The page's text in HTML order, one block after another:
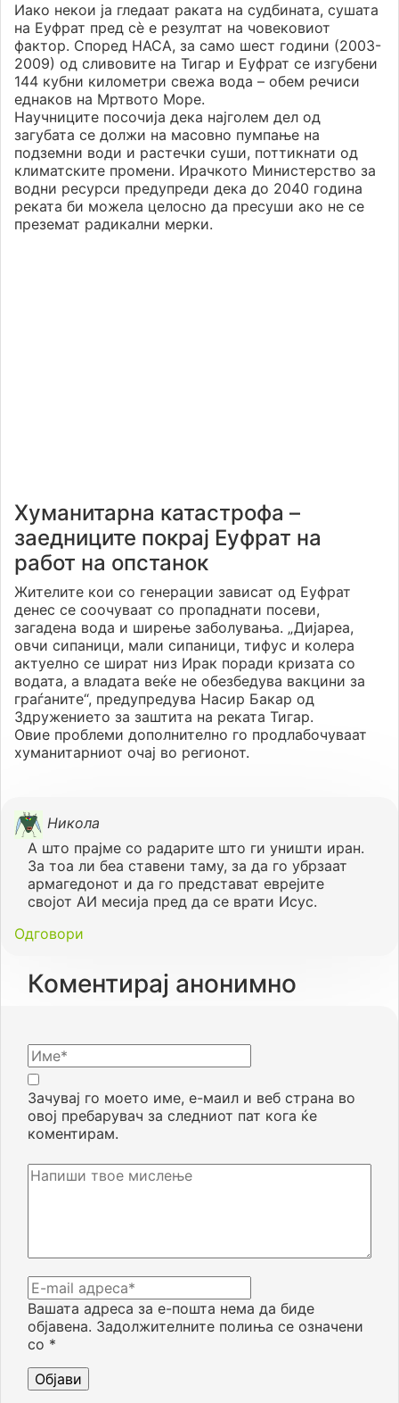
Иако некои ја гледаат раката на судбината, сушата
на Еуфрат пред сè е резултат на човековиот
фактор. Според НАСА, за само шест години (2003-
2009) од сливовите на Тигар и Еуфрат се изгубени
144 кубни километри свежа вода – обем речиси
еднаков на Мртвото Море.
Научниците посочија дека најголем дел од
загубата се должи на масовно пумпање на
подземни води и растечки суши, поттикнати од
климатските промени. Ирачкото Министерство за
водни ресурси предупреди дека до 2040 година
реката би можела целосно да пресуши ако не се
преземат радикални мерки.
Хуманитарна катастрофа –
заедниците покрај Еуфрат на
работ на опстанок
Жителите кои со генерации зависат од Еуфрат
денес се соочуваат со пропаднати посеви,
загадена вода и ширење заболувања. „Дијареа,
овчи сипаници, мали сипаници, тифус и колера
актуелно се шират низ Ирак поради кризата со
водата, а владата веќе не обезбедува вакцини за
граѓаните“, предупредува Насир Бакар од
Здружението за заштита на реката Тигар.
Овие проблеми дополнително го продлабочуваат
хуманитарниот очај во регионот.
Никола
А што прајме со радарите што ги уништи иран.
За тоа ли беа ставени таму, за да го убрзаат
армагедонот и да го представат еврејите
својот АИ месија пред да се врати Исус.
Одговори
Коментирај анонимно
Вашата адреса за е-пошта нема да биде
објавена. Задолжителните полиња се означени
со *
Зачувај го моето име, е-маил и веб страна во
овој пребарувач за следниот пат кога ќе
коментирам.